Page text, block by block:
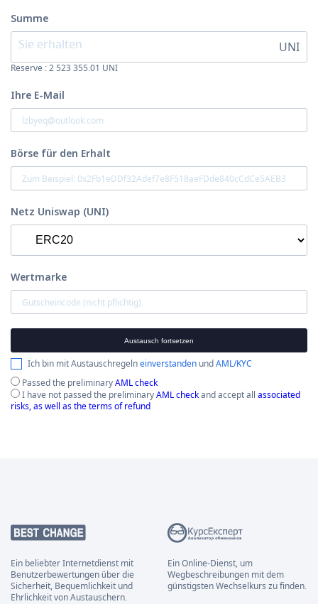
Summe
UNI
Reserve : 2 523 355.01 UNI
Ihre E-Mail
Börse für den Erhalt
Netz Uniswap (UNI)
Wertmarke
Austausch fortsetzen
Ich bin mit Austauschregelneinverstanden undAML/KYC
Passed the preliminaryAML check
I have not passed the preliminaryAML checkand accept all associated
risks, as well as the terms of refund
Ein beliebter Internetdienst mit
Benutzerbewertungen über die
Sicherheit, Bequemlichkeit und
Ehrlichkeit von Austauschern.
Ein Online-Dienst, um
Wegbeschreibungen mit dem
günstigsten Wechselkurs zu finden.